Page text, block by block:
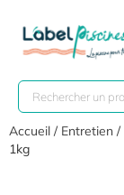
Accueil / Entretien /
1kg